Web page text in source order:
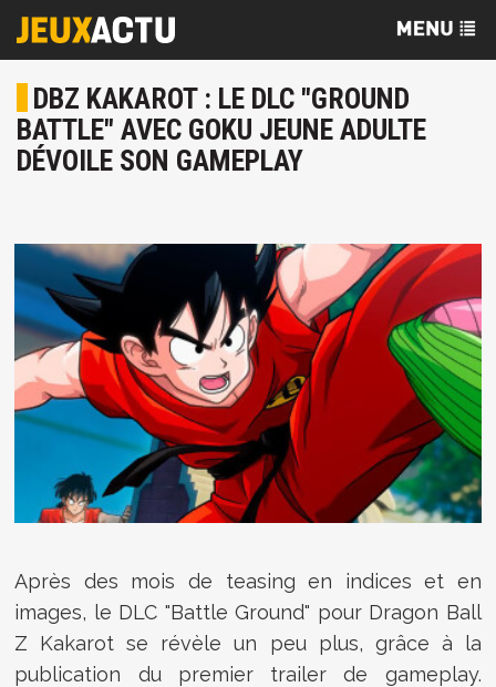
DBZ KAKAROT : LE DLC "GROUND
BATTLE" AVEC GOKU JEUNE ADULTE
DÉVOILE SON GAMEPLAY
Après des mois de teasing en indices et en
images, le DLC "Battle Ground" pour Dragon Ball
Z Kakarot se révèle un peu plus, grâce à la
publication du premier trailer de gameplay.